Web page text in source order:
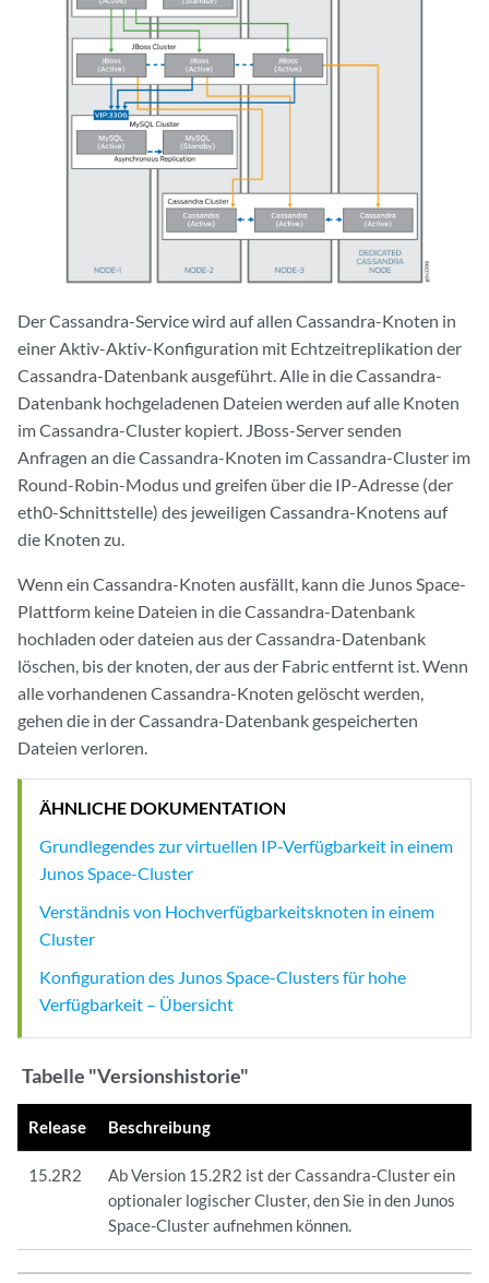
Der Cassandra-Service wird auf allen Cassandra-Knoten in
einer Aktiv-Aktiv-Konfiguration mit Echtzeitreplikation der
Cassandra-Datenbank ausgeführt. Alle in die Cassandra-
Datenbank hochgeladenen Dateien werden auf alle Knoten
im Cassandra-Cluster kopiert. JBoss-Server senden
Anfragen an die Cassandra-Knoten im Cassandra-Cluster im
Round-Robin-Modus und greifen über die IP-Adresse (der
eth0-Schnittstelle) des jeweiligen Cassandra-Knotens auf
die Knoten zu.
Wenn ein Cassandra-Knoten ausfällt, kann die Junos Space-
Plattform keine Dateien in die Cassandra-Datenbank
hochladen oder dateien aus der Cassandra-Datenbank
löschen, bis der knoten, der aus der Fabric entfernt ist. Wenn
alle vorhandenen Cassandra-Knoten gelöscht werden,
gehen die in der Cassandra-Datenbank gespeicherten
Dateien verloren.
ÄHNLICHE DOKUMENTATION
Grundlegendes zur virtuellen IP-Verfügbarkeit in einem
Junos Space-Cluster
Verständnis von Hochverfügbarkeitsknoten in einem
Cluster
Konfiguration des Junos Space-Clusters für hohe
Verfügbarkeit – Übersicht
Tabelle "Versionshistorie"
Release Beschreibung
15.2R2
Ab Version 15.2R2 ist der Cassandra-Cluster ein
optionaler logischer Cluster, den Sie in den Junos
Space-Cluster aufnehmen können.